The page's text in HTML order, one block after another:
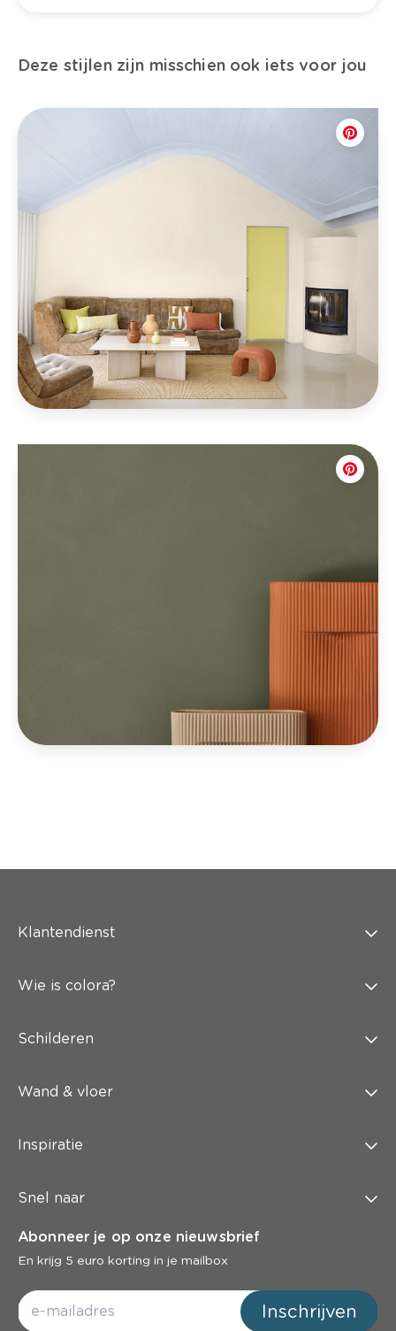
Deze stijlen zijn misschien ook iets voor jou
Klantendienst
Wie is colora?
Schilderen
Wand & vloer
Inspiratie
Snel naar
Abonneer je op onze nieuwsbrief
En krijg 5 euro korting in je mailbox
Inschrijven